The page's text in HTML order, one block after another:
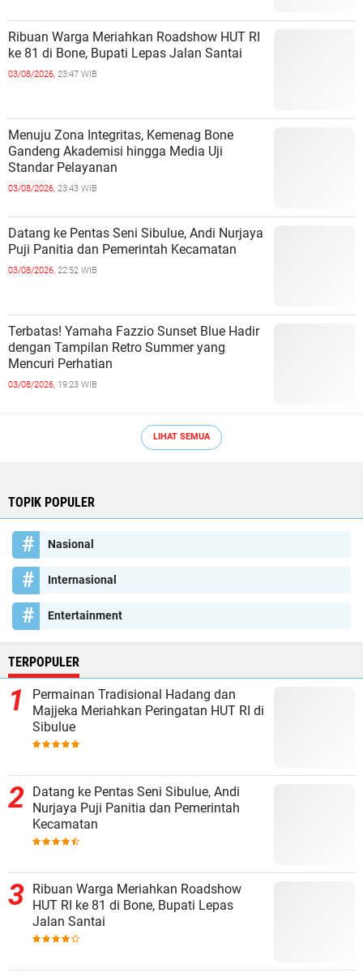
Ribuan Warga Meriahkan Roadshow HUT RI
ke 81 di Bone, Bupati Lepas Jalan Santai
03/08/2026, 23:47 WIB
Menuju Zona Integritas, Kemenag Bone
Gandeng Akademisi hingga Media Uji
Standar Pelayanan
03/08/2026, 23:43 WIB
Datang ke Pentas Seni Sibulue, Andi Nurjaya
Puji Panitia dan Pemerintah Kecamatan
03/08/2026, 22:52 WIB
Terbatas! Yamaha Fazzio Sunset Blue Hadir
dengan Tampilan Retro Summer yang
Mencuri Perhatian
03/08/2026, 19:23 WIB
LIHAT SEMUA
TOPIK POPULER
Nasional
Internasional
Entertainment
TERPOPULER
Permainan Tradisional Hadang dan
Majjeka Meriahkan Peringatan HUT RI di
Sibulue
Datang ke Pentas Seni Sibulue, Andi
Nurjaya Puji Panitia dan Pemerintah
Kecamatan
Ribuan Warga Meriahkan Roadshow
HUT RI ke 81 di Bone, Bupati Lepas
Jalan Santai